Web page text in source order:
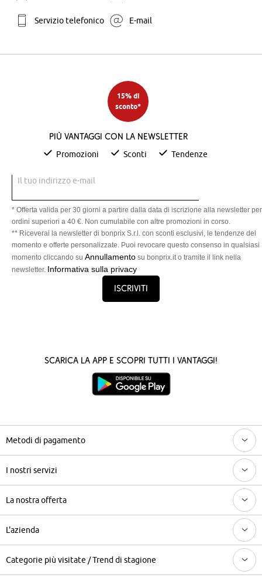
Servizio telefonico E-mail
15% di
sconto*
Più vantaggi con la newsletter
Promozioni Sconti Tendenze
Il tuo indirizzo e-mail
* Offerta valida per 30 giorni a partire dalla data di iscrizione alla newsletter per
ordini superiori a 40 €. Non cumulabile con altre promozioni in corso.
** Riceverai la newsletter di bonprix S.r.l. con sconti esclusivi, le tendenze del
momento e offerte personalizzate. Puoi revocare questo consenso in qualsiasi
momento cliccando su Annullamento su bonprix.it o tramite il link nella
newsletter. Informativa sulla privacy
Iscriviti
Scarica la App e scopri tutti i vantaggi!
Metodi di pagamento
I nostri servizi
La nostra offerta
L'azienda
Categorie più visitate / Trend di stagione